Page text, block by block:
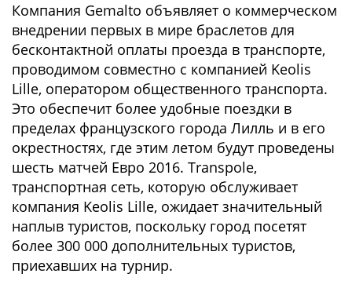
Компания Gemalto объявляет о коммерческом
внедрении первых в мире браслетов для
бесконтактной оплаты проезда в транспорте,
проводимом совместно с компанией Keolis
Lille, оператором общественного транспорта.
Это обеспечит более удобные поездки в
пределах французского города Лилль и в его
окрестностях, где этим летом будут проведены
шесть матчей Евро 2016. Transpole,
транспортная сеть, которую обслуживает
компания Keolis Lille, ожидает значительный
наплыв туристов, поскольку город посетят
более 300 000 дополнительных туристов,
приехавших на турнир.